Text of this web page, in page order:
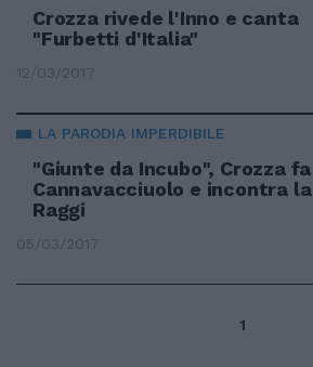
Crozza rivede l'Inno e canta
"Furbetti d'Italia"
12/03/2017
LA PARODIA IMPERDIBILE
"Giunte da Incubo", Crozza fa
Cannavacciuolo e incontra la
Raggi
05/03/2017
1